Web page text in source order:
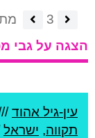
3
הצגה על גבי
עין-גיל אהוד
תקווה, ישראל